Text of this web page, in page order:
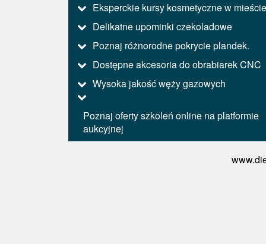
Eksperckie kursy kosmetyczne w mieście
Delikatne upominki czekoladowe
Poznaj różnorodne pokrycie plandek.
Dostępne akcesoria do obrabiarek CNC
Wysoka jakość węży gazowych
Poznaj oferty szkoleń online na platformie
aukcyjnej